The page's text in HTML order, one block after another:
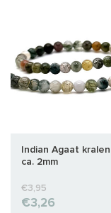
Indian Agaat
ca. 2mm
€3,95
€3,26